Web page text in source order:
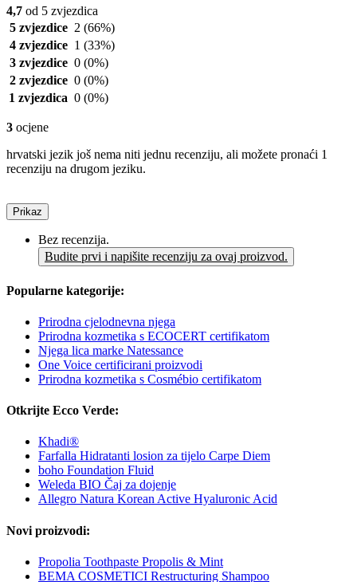
4,7 od 5 zvjezdica
5 zvjezdice 2 (66%)
4 zvjezdice 1 (33%)
3 zvjezdice 0 (0%)
2 zvjezdice 0 (0%)
1 zvjezdica 0 (0%)
3 ocjene
hrvatski jezik još nema niti jednu recenziju, ali možete pronaći 1
recenziju na drugom jeziku.
Prikaz
Bez recenzija.
Budite prvi i napišite recenziju za ovaj proizvod.
Popularne kategorije:
Prirodna cjelodnevna njega
Prirodna kozmetika s ECOCERT certifikatom
Njega lica marke Natessance
One Voice certificirani proizvodi
Prirodna kozmetika s Cosmébio certifikatom
Otkrijte Ecco Verde:
Khadi®
Farfalla Hidratanti losion za tijelo Carpe Diem
boho Foundation Fluid
Weleda BIO Čaj za dojenje
Allegro Natura Korean Active Hyaluronic Acid
Novi proizvodi:
Propolia Toothpaste Propolis & Mint
BEMA COSMETICI Restructuring Shampoo